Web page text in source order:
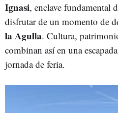
Ignasi, enclave fundamental
disfrutar de un momento de
la Agulla. Cultura,
combinan así en una
jornada de feria.